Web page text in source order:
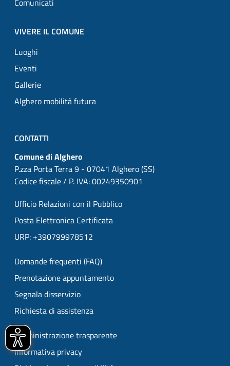
Comunicati
VIVERE IL COMUNE
Luoghi
Eventi
Gallerie
Alghero mobilità futura
CONTATTI
Comune di Alghero
P.zza Porta Terra 9 - 07041 Alghero (SS)
Codice fiscale / P. IVA: 00249350901
Ufficio Relazioni con il Pubblico
Posta Elettronica Certificata
URP: +390799978512
Domande frequenti (FAQ)
Prenotazione appuntamento
Segnala disservizio
Richiesta di assistenza
Amministrazione trasparente
Informativa privacy